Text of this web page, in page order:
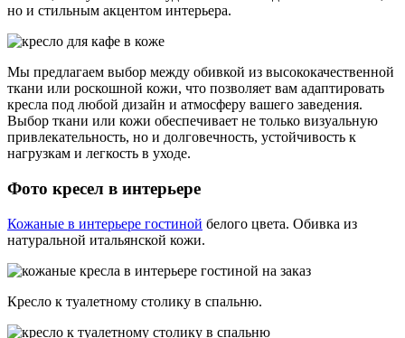
но и стильным акцентом интерьера.
Мы предлагаем выбор между обивкой из высококачественной
ткани или роскошной кожи, что позволяет вам адаптировать
кресла под любой дизайн и атмосферу вашего заведения.
Выбор ткани или кожи обеспечивает не только визуальную
привлекательность, но и долговечность, устойчивость к
нагрузкам и легкость в уходе.
Фото кресел в интерьере
Кожаные в интерьере гостиной белого цвета. Обивка из
натуральной итальянской кожи.
Кресло к туалетному столику в спальню.